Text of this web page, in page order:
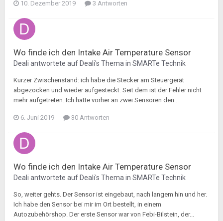
10. Dezember 2019 3 Antworten
Wo finde ich den Intake Air Temperature Sensor
Deali antwortete auf Deali's Thema in SMARTe Technik
Kurzer Zwischenstand: ich habe die Stecker am Steuergerät
abgezocken und wieder aufgesteckt. Seit dem ist der Fehler nicht
mehr aufgetreten. Ich hatte vorher an zwei Sensoren den...
6. Juni 2019 30 Antworten
Wo finde ich den Intake Air Temperature Sensor
Deali antwortete auf Deali's Thema in SMARTe Technik
So, weiter gehts. Der Sensor ist eingebaut, nach langem hin und her.
Ich habe den Sensor bei mir im Ort bestellt, in einem
Autozubehörshop. Der erste Sensor war von Febi-Bilstein, der...